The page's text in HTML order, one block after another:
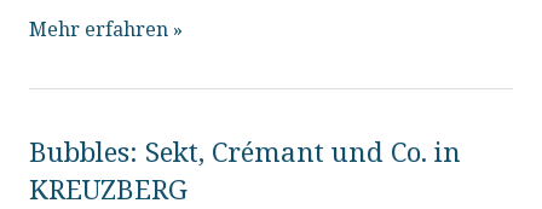
Mehr erfahren »
Bubbles: Sekt, Crémant und Co. in
KREUZBERG